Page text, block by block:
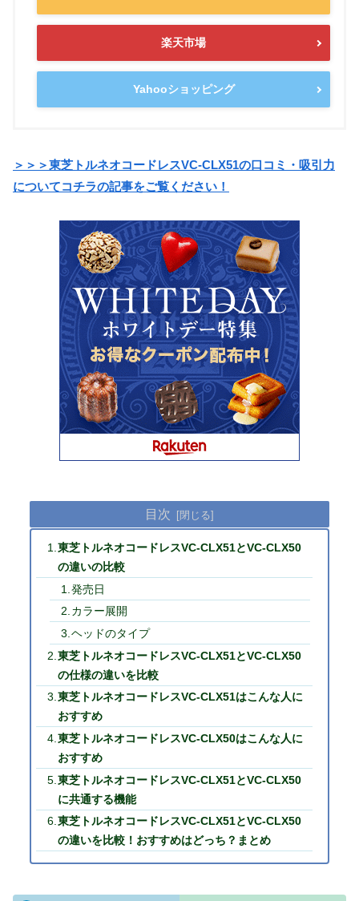
楽天市場
Yahooショッピング
＞＞＞東芝トルネオコードレスVC-CLX51の口コミ・吸引力
についてコチラの記事をご覧ください！
目次
東芝トルネオコードレスVC-CLX51とVC-CLX50
の違いの比較
発売日
カラー展開
ヘッドのタイプ
東芝トルネオコードレスVC-CLX51とVC-CLX50
の仕様の違いを比較
東芝トルネオコードレスVC-CLX51はこんな人に
おすすめ
東芝トルネオコードレスVC-CLX50はこんな人に
おすすめ
東芝トルネオコードレスVC-CLX51とVC-CLX50
に共通する機能
東芝トルネオコードレスVC-CLX51とVC-CLX50
の違いを比較！おすすめはどっち？まとめ